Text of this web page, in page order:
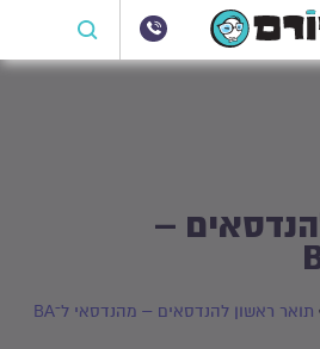
–
תואר ראשון להנדסאים – מהנדסאי ל־BA